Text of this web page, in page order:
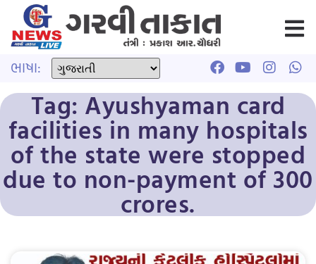
ભાષા:
Tag: Ayushyaman card
facilities in many hospitals
of the state were stopped
due to non-payment of 300
crores.